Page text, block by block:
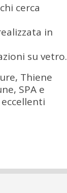
cerca
in
su vetro.
Thiene
SPA e